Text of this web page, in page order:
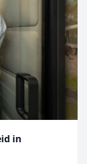
in